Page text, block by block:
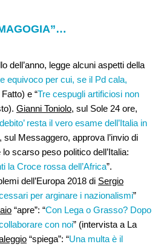
dell’anno, legge alcuni aspetti della
equivoco per cui, se il Pd cala,
Fatto) e “Tre cespugli artificiosi non
Gianni Toniolo, sul Sole 24 ore,
resta il vero esame dell’Italia in
, sul Messaggero, approva l’invio di
scarso peso politico dell’Italia:
la Croce rossa dell’Africa”.
dell’Europa 2018 di Sergio
per arginare i nazionalismi”
“apre”: “Con Lega o Grasso? Dopo
con noi” (intervista a La
“spiega”: “Una multa è il